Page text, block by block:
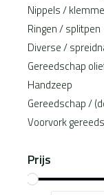
Nippels /
Ringen / splitpen
Diverse /
Gereedschap
Handzeep
Gereedschap /
Voorvork
Prijs